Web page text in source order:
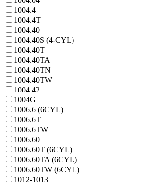
1004.4
1004.4T
1004.40
1004.40S (4-CYL)
1004.40T
1004.40TA
1004.40TN
1004.40TW
1004.42
1004G
1006.6 (6CYL)
1006.6T
1006.6TW
1006.60
1006.60T (6CYL)
1006.60TA (6CYL)
1006.60TW (6CYL)
1012-1013